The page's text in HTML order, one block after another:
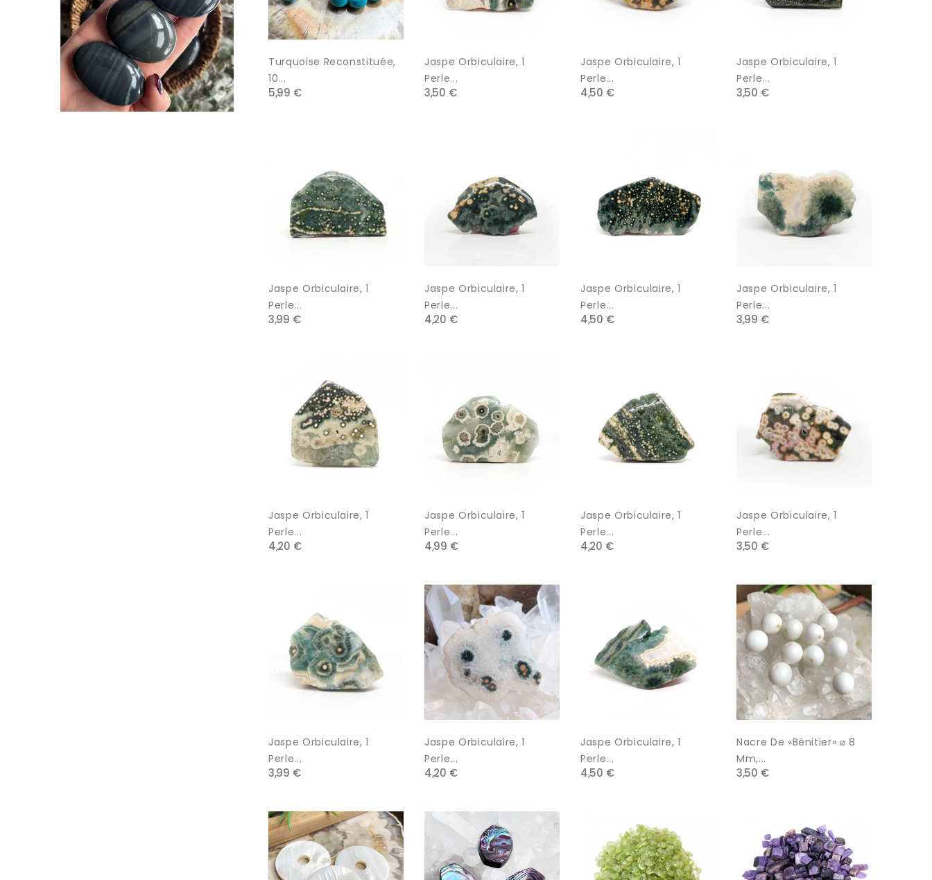
Turquoise Reconstituée,
10...
5,99 €
Jaspe Orbiculaire, 1
Perle...
3,50 €
Jaspe Orbiculaire, 1
Perle...
4,50 €
Jaspe Orbiculaire, 1
Perle...
3,50 €
Jaspe Orbiculaire, 1
Perle...
3,99 €
Jaspe Orbiculaire, 1
Perle...
4,20 €
Jaspe Orbiculaire, 1
Perle...
4,50 €
Jaspe Orbiculaire, 1
Perle...
3,99 €
Jaspe Orbiculaire, 1
Perle...
4,20 €
Jaspe Orbiculaire, 1
Perle...
4,99 €
Jaspe Orbiculaire, 1
Perle...
4,20 €
Jaspe Orbiculaire, 1
Perle...
3,50 €
Jaspe Orbiculaire, 1
Perle...
3,99 €
Jaspe Orbiculaire, 1
Perle...
4,20 €
Jaspe Orbiculaire, 1
Perle...
4,50 €
Nacre De «bénitier» ⌀ 8
Mm,...
3,50 €